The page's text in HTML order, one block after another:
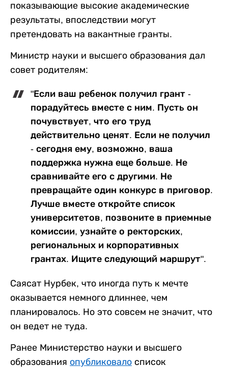
показывающие высокие академические
результаты, впоследствии могут
претендовать на вакантные гранты.
Министр науки и высшего образования дал
совет родителям:
"Если ваш ребенок получил грант -
порадуйтесь вместе с ним. Пусть он
почувствует, что его труд
действительно ценят. Если не получил
- сегодня ему, возможно, ваша
поддержка нужна еще больше. Не
сравнивайте его с другими. Не
превращайте один конкурс в приговор.
Лучше вместе откройте список
университетов, позвоните в приемные
комиссии, узнайте о ректорских,
региональных и корпоративных
грантах. Ищите следующий маршрут".
Саясат Нурбек, что иногда путь к мечте
оказывается немного длиннее, чем
планировалось. Но это совсем не значит, что
он ведет не туда.
Ранее Министерство науки и высшего
образования опубликовало список